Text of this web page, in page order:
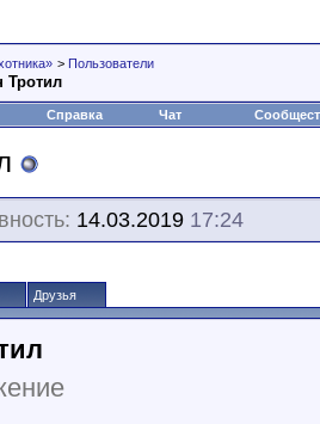
> Пользователи
Тротил
Справка Чат
14.03.2019 17:24
Друзья